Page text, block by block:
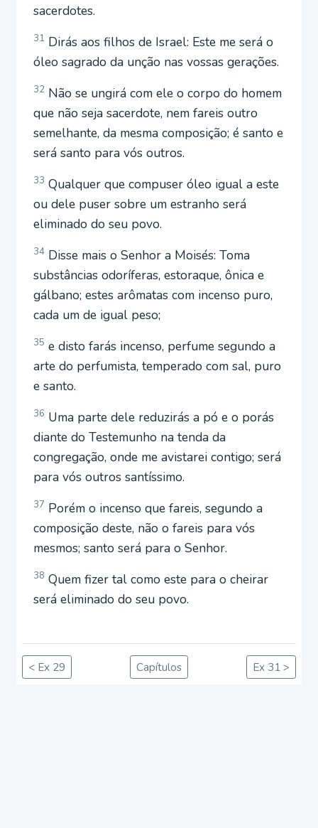
sacerdotes.
31 Dirás aos filhos de Israel: Este me será o
óleo sagrado da unção nas vossas gerações.
32 Não se ungirá com ele o corpo do homem
que não seja sacerdote, nem fareis outro
semelhante, da mesma composição; é santo e
será santo para vós outros.
33 Qualquer que compuser óleo igual a este
ou dele puser sobre um estranho será
eliminado do seu povo.
34 Disse mais o Senhor a Moisés: Toma
substâncias odoríferas, estoraque, ônica e
gálbano; estes arômatas com incenso puro,
cada um de igual peso;
35 e disto farás incenso, perfume segundo a
arte do perfumista, temperado com sal, puro
e santo.
36 Uma parte dele reduzirás a pó e o porás
diante do Testemunho na tenda da
congregação, onde me avistarei contigo; será
para vós outros santíssimo.
37 Porém o incenso que fareis, segundo a
composição deste, não o fareis para vós
mesmos; santo será para o Senhor.
38 Quem fizer tal como este para o cheirar
será eliminado do seu povo.
< Ex 29 Capítulos Ex 31 >